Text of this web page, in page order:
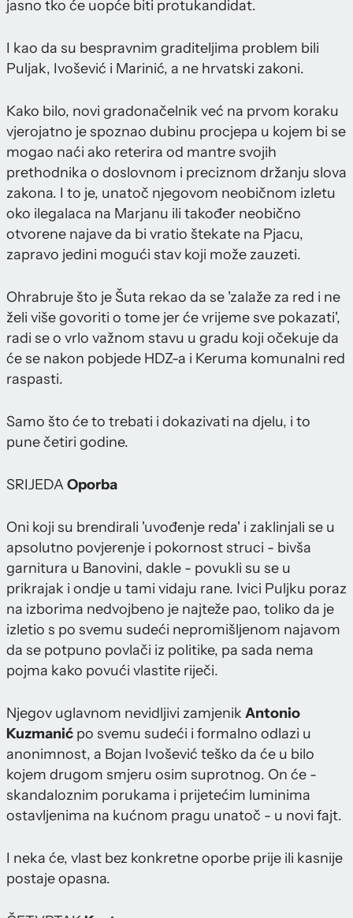
jasno tko će uopće biti protukandidat.
I kao da su bespravnim graditeljima problem bili
Puljak, Ivošević i Marinić, a ne hrvatski zakoni.
Kako bilo, novi gradonačelnik već na prvom koraku
vjerojatno je spoznao dubinu procjepa u kojem bi se
mogao naći ako reterira od mantre svojih
prethodnika o doslovnom i preciznom držanju slova
zakona. I to je, unatoč njegovom neobičnom izletu
oko ilegalaca na Marjanu ili također neobično
otvorene najave da bi vratio štekate na Pjacu,
zapravo jedini mogući stav koji može zauzeti.
Ohrabruje što je Šuta rekao da se 'zalaže za red i ne
želi više govoriti o tome jer će vrijeme sve pokazati',
radi se o vrlo važnom stavu u gradu koji očekuje da
će se nakon pobjede HDZ-a i Keruma komunalni red
raspasti.
Samo što će to trebati i dokazivati na djelu, i to
pune četiri godine.
SRIJEDAOporba
Oni koji su brendirali 'uvođenje reda' i zaklinjali se u
apsolutno povjerenje i pokornost struci - bivša
garnitura u Banovini, dakle - povukli su se u
prikrajak i ondje u tami vidaju rane. Ivici Puljku poraz
na izborima nedvojbeno je najteže pao, toliko da je
izletio s po svemu sudeći nepromišljenom najavom
da se potpuno povlači iz politike, pa sada nema
pojma kako povući vlastite riječi.
Njegov uglavnom nevidljivi zamjenik Antonio
Kuzmanić po svemu sudeći i formalno odlazi u
anonimnost, a Bojan Ivošević teško da će u bilo
kojem drugom smjeru osim suprotnog. On će -
skandaloznim porukama i prijetećim luminima
ostavljenima na kućnom pragu unatoč - u novi fajt.
I neka će, vlast bez konkretne oporbe prije ili kasnije
postaje opasna.